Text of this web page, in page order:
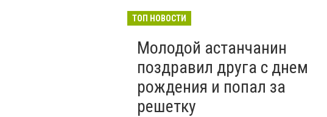
ТОП НОВОСТИ
Молодой астанчанин
поздравил друга с днем
рождения и попал за
решетку